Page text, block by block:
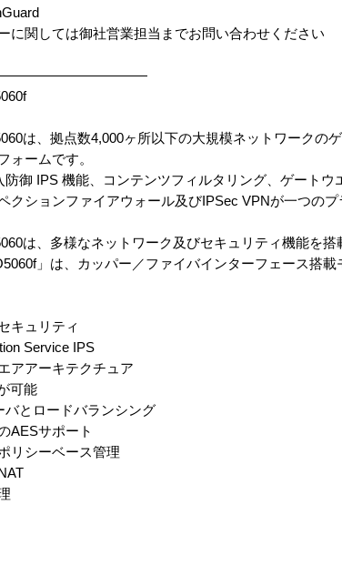
に関しては御社営業担当までお問い合わせください
は、拠点数4,000ヶ所以下の大規模ネットワークの
ォームです。
防御 IPS 機能、コンテンツフィルタリング、ゲート
クションファイアウォール及びIPSec VPNが一つの
は、多様なネットワーク及びセキュリティ機能を搭
」は、カッパー／ファイバインターフェース搭載
キュリティ
Service IPS
アアーキテクチュア
可能
バとロードバランシング
AESサポート
リシーベース管理